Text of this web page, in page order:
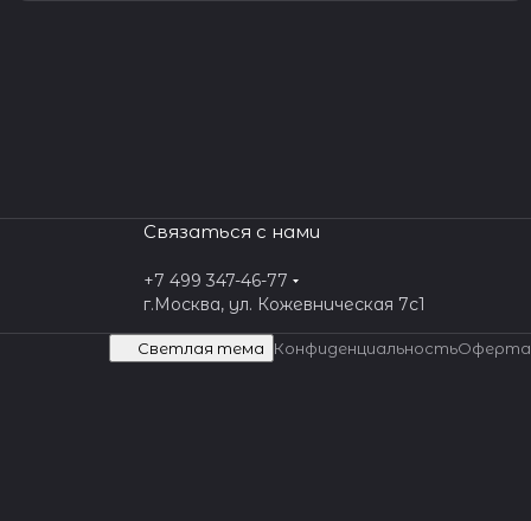
Связаться с нами
+7 499 347-46-77
г.Москва, ул. Кожевническая 7c1
Светлая тема КонфиденциальностьОферта